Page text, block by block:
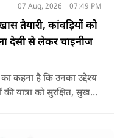
07 Aug, 2026 07:49 PM
तैयारी, कांवड़ियों को
देसी से लेकर चाइनीज
कहना है कि उनका उद्देश्य
यात्रा को सुरक्षित, सुखद